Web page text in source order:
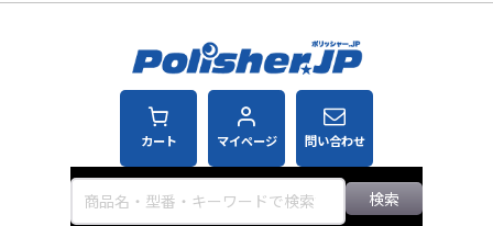
カート マイページ 問い合わせ
検索